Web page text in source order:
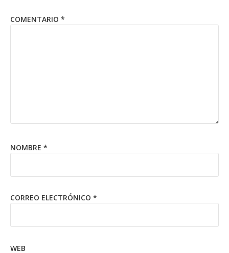
COMENTARIO *
NOMBRE *
CORREO ELECTRÓNICO *
WEB